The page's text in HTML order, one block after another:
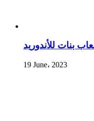
19 June، 2023